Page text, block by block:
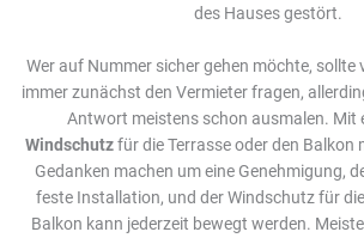
des Hauses gestört.
Wer auf Nummer sicher gehen möchte, sollte
immer zunächst den Vermieter fragen,
Antwort meistens schon ausmalen. Mit
Windschutzfür die Terrasse oder den Balkon
Gedanken machen um eine Genehmigung,
feste Installation, und der Windschutz für
Balkon kann jederzeit bewegt werden.